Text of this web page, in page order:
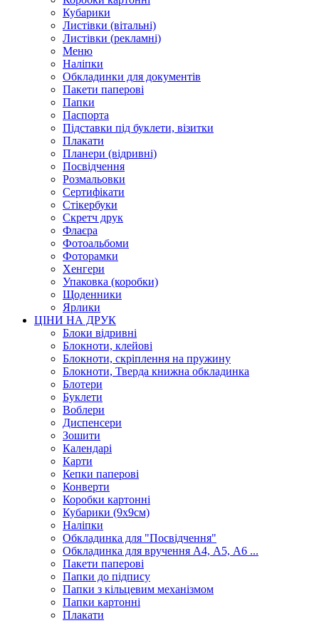
Кубарики
Листівки (вітальні)
Листівки (рекламні)
Меню
Наліпки
Обкладинки для документів
Пакети паперові
Папки
Паспорта
Підставки під буклети, візитки
Плакати
Планери (відривні)
Посвідчення
Розмальовки
Сертифікати
Стікербуки
Скретч друк
Флаєра
Фотоальбоми
Фоторамки
Хенгери
Упаковка (коробки)
Щоденники
Ярлики
ЦІНИ НА ДРУК
Блоки відривні
Блокноти, клейові
Блокноти, скріплення на пружину
Блокноти, Тверда книжна обкладинка
Блотери
Буклети
Воблери
Диспенсери
Зошити
Календарі
Карти
Кепки паперові
Конверти
Коробки картонні
Кубарики (9х9см)
Наліпки
Обкладинка для "Посвідчення"
Обкладинка для вручення А4, А5, А6 ...
Пакети паперові
Папки до підпису
Папки з кільцевим механізмом
Папки картонні
Плакати